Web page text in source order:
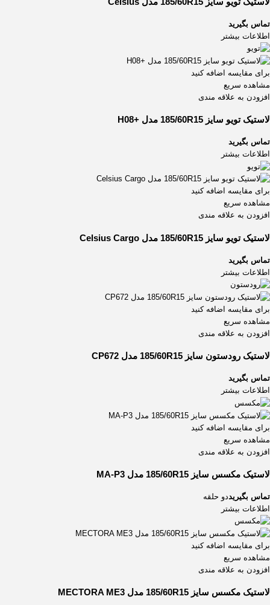
تماس بگیرید
اطلاعات بیشتر
برای مقایسه اضافه کنید
مشاهده سریع
افزودن به علاقه مندی
لاستیک تویو سایز 185/60R15 مدل +H08
تماس بگیرید
اطلاعات بیشتر
برای مقایسه اضافه کنید
مشاهده سریع
افزودن به علاقه مندی
لاستیک تویو سایز 185/60R15 مدل Celsius Cargo
تماس بگیرید
اطلاعات بیشتر
برای مقایسه اضافه کنید
مشاهده سریع
افزودن به علاقه مندی
لاستیک رودستون سایز 185/60R15 مدل CP672
تماس بگیرید
اطلاعات بیشتر
برای مقایسه اضافه کنید
مشاهده سریع
افزودن به علاقه مندی
لاستیک مکسس سایز 185/60R15 مدل MA-P3
تماس بگیریددو حلقه
اطلاعات بیشتر
برای مقایسه اضافه کنید
مشاهده سریع
افزودن به علاقه مندی
لاستیک مکسس سایز 185/60R15 مدل MECTORA ME3